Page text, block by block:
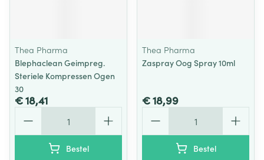
Thea Pharma
Blephaclean Geimpreg.
Steriele Kompressen Ogen
30
€ 18,41
Bestel
Thea Pharma
Zaspray Oog Spray 10ml
€ 18,99
Bestel